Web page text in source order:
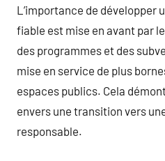
L’importance de développer
fiable est mise en avant par
des programmes et des
mise en service de plus
espaces publics. Cela
envers une transition vers
responsable.